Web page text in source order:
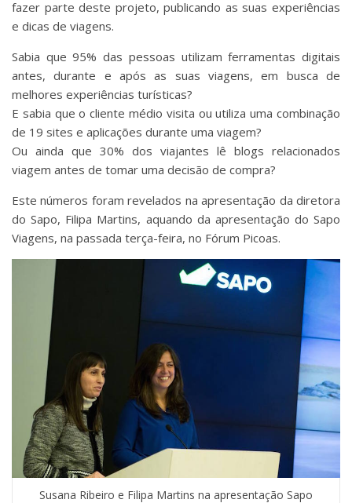
fazer parte deste projeto, publicando as suas experiências
e dicas de viagens.
Sabia que 95% das pessoas utilizam ferramentas digitais
antes, durante e após as suas viagens, em busca de
melhores experiências turísticas?
E sabia que o cliente médio visita ou utiliza uma combinação
de 19 sites e aplicações durante uma viagem?
Ou ainda que 30% dos viajantes lê blogs relacionados
viagem antes de tomar uma decisão de compra?
Este números foram revelados na apresentação da diretora
do Sapo, Filipa Martins, aquando da apresentação do Sapo
Viagens, na passada terça-feira, no Fórum Picoas.
Susana Ribeiro e Filipa Martins na apresentação Sapo